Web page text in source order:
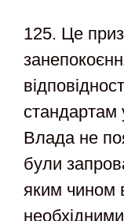
125. Це
стандартам
Влада не
були
яким чином